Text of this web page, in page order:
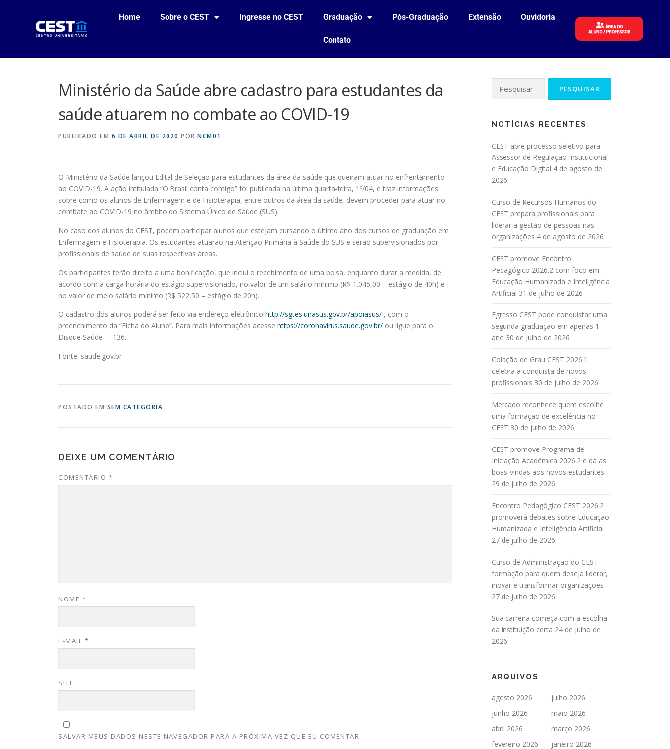
Home Sobre o CEST Ingresse no CEST Graduação Pós-Graduação Extensão Ouvidoria
Contato
Ministério da Saúde abre cadastro para estudantes da
saúde atuarem no combate ao COVID-19
PUBLICADO EM 6 DE ABRIL DE 2020 POR NCM01
O Ministério da Saúde lançou Edital de Seleção para estudantes da área da saúde que queiram atuar no enfrentamento
ao COVID-19. A ação intitulada “O Brasil conta comigo” foi publicada na última quarta-feira, 1º/04, e traz informações
sobre como os alunos de Enfermagem e de Fisioterapia, entre outros da área da saúde, devem proceder para atuar no
combate ao COVID-19 no âmbito do Sistema Único de Saúde (SUS).
No caso dos alunos do CEST, podem participar alunos que estejam cursando o último ano dos cursos de graduação em
Enfermagem e Fisioterapia. Os estudantes atuarão na Atenção Primária à Saúde do SUS e serão supervisionados por
profissionais de saúde de suas respectivas áreas.
Os participantes terão direito a uma bonificação, que inclui o recebimento de uma bolsa, enquanto durar a medida, de
acordo com a carga horária do estágio supervisionado, no valor de um salário mínimo (R$ 1.045,00 – estágio de 40h) e
no valor de meio salário mínimo (R$ 522,50 – estágio de 20h).
O cadastro dos alunos poderá ser feito via endereço eletrônico http://sgtes.unasus.gov.br/apoiasus/ , com o
preenchimento da “Ficha do Aluno”. Para mais informações acesse https://coronavirus.saude.gov.br/ ou ligue para o
Disque Saúde – 136.
Fonte: saude.gov.br
POSTADO EM SEM CATEGORIA
DEIXE UM COMENTÁRIO
COMENTÁRIO *
NOME *
E-MAIL *
SITE
SALVAR MEUS DADOS NESTE NAVEGADOR PARA A PRÓXIMA VEZ QUE EU COMENTAR.
NOTÍCIAS RECENTES
CEST abre processo seletivo para
Assessor de Regulação Institucional
e Educação Digital 4 de agosto de
2026
Curso de Recursos Humanos do
CEST prepara profissionais para
liderar a gestão de pessoas nas
organizações 4 de agosto de 2026
CEST promove Encontro
Pedagógico 2026.2 com foco em
Educação Humanizada e Inteligência
Artificial 31 de julho de 2026
Egresso CEST pode conquistar uma
segunda graduação em apenas 1
ano 30 de julho de 2026
Colação de Grau CEST 2026.1
celebra a conquista de novos
profissionais 30 de julho de 2026
Mercado reconhece quem escolhe
uma formação de excelência no
CEST 30 de julho de 2026
CEST promove Programa de
Iniciação Acadêmica 2026.2 e dá as
boas-vindas aos novos estudantes
29 de julho de 2026
Encontro Pedagógico CEST 2026.2
promoverá debates sobre Educação
Humanizada e Inteligência Artificial
27 de julho de 2026
Curso de Administração do CEST:
formação para quem deseja liderar,
inovar e transformar organizações
27 de julho de 2026
Sua carreira começa com a escolha
da instituição certa 24 de julho de
2026
ARQUIVOS
agosto 2026
julho 2026
junho 2026
maio 2026
abril 2026
março 2026
fevereiro 2026
janeiro 2026